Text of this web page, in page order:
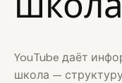
YouTube даёт
школа —